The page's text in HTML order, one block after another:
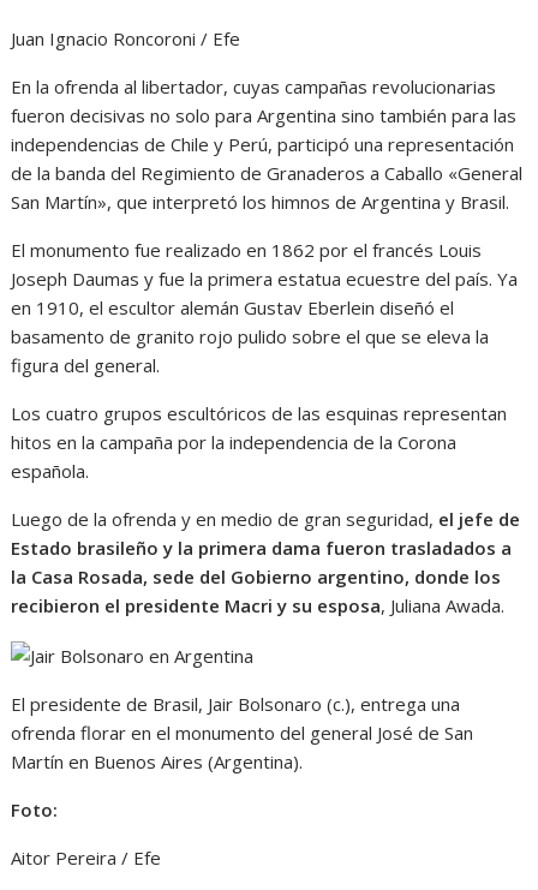
Juan Ignacio Roncoroni / Efe
En la ofrenda al libertador, cuyas campañas revolucionarias
fueron decisivas no solo para Argentina sino también para las
independencias de Chile y Perú, participó una representación
de la banda del Regimiento de Granaderos a Caballo «General
San Martín», que interpretó los himnos de Argentina y Brasil.
El monumento fue realizado en 1862 por el francés Louis
Joseph Daumas y fue la primera estatua ecuestre del país. Ya
en 1910, el escultor alemán Gustav Eberlein diseñó el
basamento de granito rojo pulido sobre el que se eleva la
figura del general.
Los cuatro grupos escultóricos de las esquinas representan
hitos en la campaña por la independencia de la Corona
española.
Luego de la ofrenda y en medio de gran seguridad, el jefe de
Estado brasileño y la primera dama fueron trasladados a
la Casa Rosada, sede del Gobierno argentino, donde los
recibieron el presidente Macri y su esposa, Juliana Awada.
El presidente de Brasil, Jair Bolsonaro (c.), entrega una
ofrenda florar en el monumento del general José de San
Martín en Buenos Aires (Argentina).
Foto:
Aitor Pereira / Efe